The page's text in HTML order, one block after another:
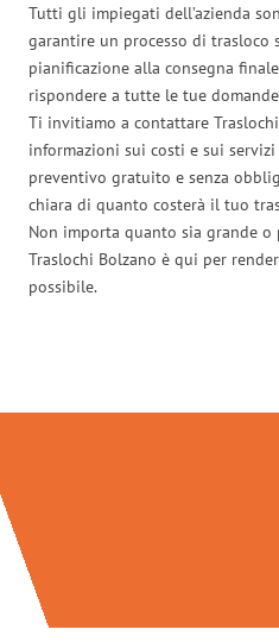
Tutti gli impiegati dell’azienda
garantire un processo di trasloco
pianificazione alla consegna
rispondere a tutte le tue
Ti invitiamo a contattare
informazioni sui costi e sui
preventivo gratuito e senza
chiara di quanto costerà il tuo
Non importa quanto sia grande
Traslochi Bolzano è qui per
possibile.